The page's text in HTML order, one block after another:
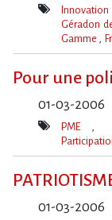
Mot(s)-
Innovation
Géradon
Gamme
Pour une
01-03-2006
Mot(s)-
PME
01-03-2006